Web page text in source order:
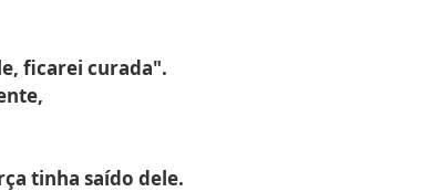
ficarei curada".
tinha saído dele.